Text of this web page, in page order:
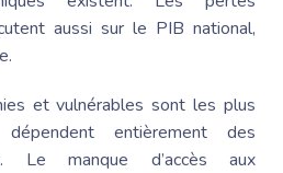
aussi sur le PIB national,
et vulnérables sont les plus
entièrement des
Le manque d’accès aux